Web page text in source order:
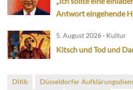
Antwort eingehende
5. August 2026 · Kultur
Kitsch und Tod und
Ditib Düsseldorfer